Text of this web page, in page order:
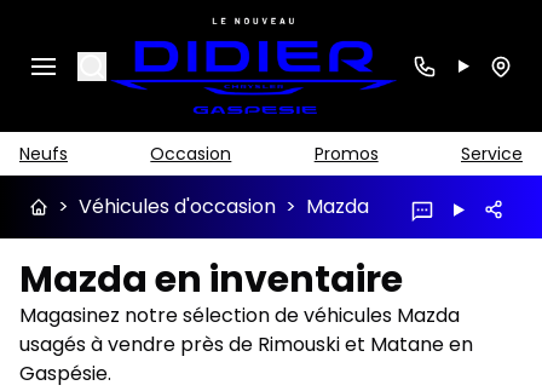
Search
Neufs Occasion Promos Service
> Véhicules d'occasion > Mazda
Mazda en inventaire
Magasinez notre sélection de véhicules Mazda
usagés à vendre près de Rimouski et Matane en
Gaspésie.